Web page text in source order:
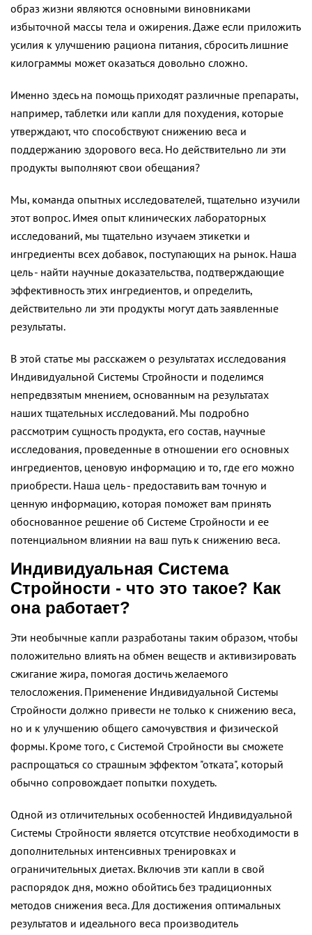
образ жизни являются основными виновниками
избыточной массы тела и ожирения. Даже если приложить
усилия к улучшению рациона питания, сбросить лишние
килограммы может оказаться довольно сложно.
Именно здесь на помощь приходят различные препараты,
например, таблетки или капли для похудения, которые
утверждают, что способствуют снижению веса и
поддержанию здорового веса. Но действительно ли эти
продукты выполняют свои обещания?
Мы, команда опытных исследователей, тщательно изучили
этот вопрос. Имея опыт клинических лабораторных
исследований, мы тщательно изучаем этикетки и
ингредиенты всех добавок, поступающих на рынок. Наша
цель - найти научные доказательства, подтверждающие
эффективность этих ингредиентов, и определить,
действительно ли эти продукты могут дать заявленные
результаты.
В этой статье мы расскажем о результатах исследования
Индивидуальной Системы Стройности и поделимся
непредвзятым мнением, основанным на результатах
наших тщательных исследований. Мы подробно
рассмотрим сущность продукта, его состав, научные
исследования, проведенные в отношении его основных
ингредиентов, ценовую информацию и то, где его можно
приобрести. Наша цель - предоставить вам точную и
ценную информацию, которая поможет вам принять
обоснованное решение об Системе Стройности и ее
потенциальном влиянии на ваш путь к снижению веса.
Индивидуальная Система
Стройности - что это такое? Как
она работает?
Эти необычные капли разработаны таким образом, чтобы
положительно влиять на обмен веществ и активизировать
сжигание жира, помогая достичь желаемого
телосложения. Применение Индивидуальной Системы
Стройности должно привести не только к снижению веса,
но и к улучшению общего самочувствия и физической
формы. Кроме того, с Системой Стройности вы сможете
распрощаться со страшным эффектом "отката", который
обычно сопровождает попытки похудеть.
Одной из отличительных особенностей Индивидуальной
Системы Стройности является отсутствие необходимости в
дополнительных интенсивных тренировках и
ограничительных диетах. Включив эти капли в свой
распорядок дня, можно обойтись без традиционных
методов снижения веса. Для достижения оптимальных
результатов и идеального веса производитель